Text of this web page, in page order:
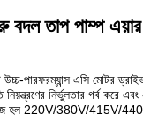
বদল তাপ পাম্প এয়ার
পারফরম্যান্স এসি মোটর
নির্ভুলতার গর্ব
হল 220V/380V/415V/